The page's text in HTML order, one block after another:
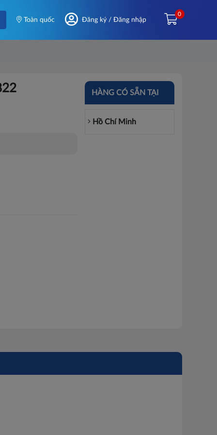
Toàn quốc Đăng ký / Đăng nhập
0
HÀNG CÓ SẴN TẠI
Hồ Chí Minh